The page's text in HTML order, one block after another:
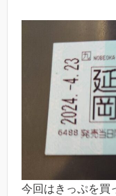
今回はきっぷを買